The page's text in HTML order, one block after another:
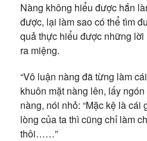
Nàng không hiểu được hắn
được, lại làm sao có thể tìm
quả thực hiểu được những
ra miệng.
“Vô luận nàng đã từng làm
khuôn mặt nàng lên, lấy
nàng, nói nhỏ: “Mặc kệ là cái
lòng của ta thì cũng chỉ làm
thôi……”